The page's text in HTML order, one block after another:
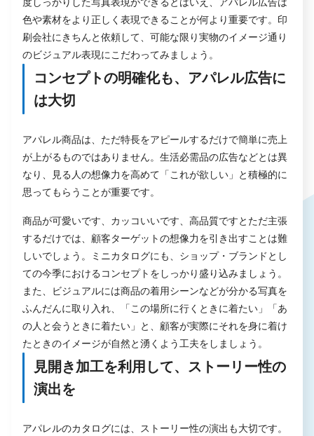
色や素材をより正しく表現できることが何より重要です。印
刷会社にきちんと依頼して、可能な限り実物のイメージ通り
のビジュアル表現にこだわってみましょう。
コンセプトの明確化も、アパレル広告に
は大切
アパレル商品は、ただ特長をアピールするだけで簡単に売上
が上がるものではありません。生活必需品の広告などとは異
なり、見る人の想像力を高めて「これが欲しい」と積極的に
思ってもらうことが重要です。
商品が可愛いです、カッコいいです、高品質ですとただ主張
するだけでは、顧客ターゲットの想像力を引き出すことは難
しいでしょう。ミニカタログにも、ショップ・ブランドとし
ての今季におけるコンセプトをしっかり盛り込みましょう。
また、ビジュアルには商品の着用シーンなどが分かる写真を
ふんだんに取り入れ、「この場所に行くときに着たい」「あ
の人と会うときに着たい」と、顧客が実際にそれを身に着け
たときのイメージが自然と湧くよう工夫をしましょう。
見開き加工を利用して、ストーリー性の
演出を
アパレルのカタログには、ストーリー性の演出も大切です。